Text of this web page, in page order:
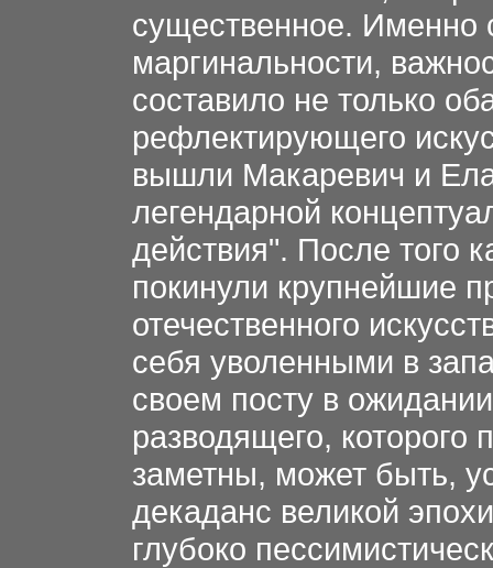
существенное. Именно
маргинальности,
составило не только
рефлектирующего
вышли Макаревич и
легендарной
действия". После того
покинули крупнейшие
отечественного
себя уволенными в
своем посту в
разводящего, которого
заметны, может быть,
декаданс великой
глубоко